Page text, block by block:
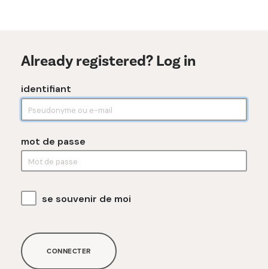
Already registered? Log in
identifiant
mot de passe
se souvenir de moi
CONNECTER